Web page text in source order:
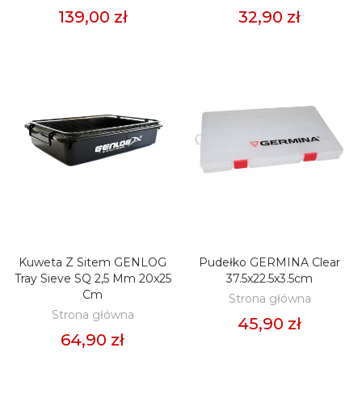
139,00 zł 32,90 zł
DODAJ DO KOSZYKA
Kuweta Z Sitem GENLOG
Tray Sieve SQ 2,5 Mm 20x25
Cm
Strona główna
64,90 zł
DODAJ DO KOSZYKA
Pudełko GERMINA Clear
37.5x22.5x3.5cm
Strona główna
45,90 zł